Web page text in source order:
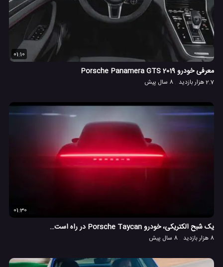
01:10
معرفی خودرو 2019 Porsche Panamera GTS
2.7 هزار بازدید 8 سال پیش
01:30
یک شبح الکتریکی، خودرو Porsche Taycan در راه است…
8 هزار بازدید 8 سال پیش